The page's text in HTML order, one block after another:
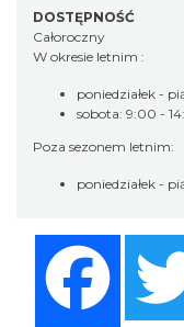
DOSTĘPNOŚĆ
Całoroczny
W okresie letnim :
poniedziałek -
sobota: 9:00 -
Poza sezonem letnim:
poniedziałek -